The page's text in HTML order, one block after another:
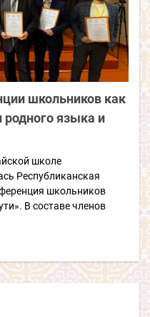
школьников как
родного языка и
школе
Республиканская
школьников
В составе членов